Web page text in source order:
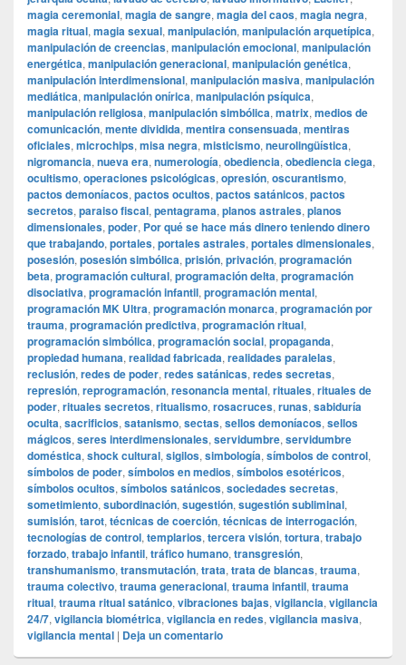
magia ceremonial, magia de sangre, magia del caos, magia negra,
magia ritual, magia sexual, manipulación, manipulación arquetípica,
manipulación de creencias, manipulación emocional, manipulación
energética, manipulación generacional, manipulación genética,
manipulación interdimensional, manipulación masiva, manipulación
mediática, manipulación onírica, manipulación psíquica,
manipulación religiosa, manipulación simbólica, matrix, medios de
comunicación, mente dividida, mentira consensuada, mentiras
oficiales, microchips, misa negra, misticismo, neurolingüística,
nigromancia, nueva era, numerología, obediencia, obediencia ciega,
ocultismo, operaciones psicológicas, opresión, oscurantismo,
pactos demoníacos, pactos ocultos, pactos satánicos, pactos
secretos, paraiso fiscal, pentagrama, planos astrales, planos
dimensionales, poder, Por qué se hace más dinero teniendo dinero
que trabajando, portales, portales astrales, portales dimensionales,
posesión, posesión simbólica, prisión, privación, programación
beta, programación cultural, programación delta, programación
disociativa, programación infantil, programación mental,
programación MK Ultra, programación monarca, programación por
trauma, programación predictiva, programación ritual,
programación simbólica, programación social, propaganda,
propiedad humana, realidad fabricada, realidades paralelas,
reclusión, redes de poder, redes satánicas, redes secretas,
represión, reprogramación, resonancia mental, rituales, rituales de
poder, rituales secretos, ritualismo, rosacruces, runas, sabiduría
oculta, sacrificios, satanismo, sectas, sellos demoníacos, sellos
mágicos, seres interdimensionales, servidumbre, servidumbre
doméstica, shock cultural, sigilos, simbología, símbolos de control,
símbolos de poder, símbolos en medios, símbolos esotéricos,
símbolos ocultos, símbolos satánicos, sociedades secretas,
sometimiento, subordinación, sugestión, sugestión subliminal,
sumisión, tarot, técnicas de coerción, técnicas de interrogación,
tecnologías de control, templarios, tercera visión, tortura, trabajo
forzado, trabajo infantil, tráfico humano, transgresión,
transhumanismo, transmutación, trata, trata de blancas, trauma,
trauma colectivo, trauma generacional, trauma infantil, trauma
ritual, trauma ritual satánico, vibraciones bajas, vigilancia, vigilancia
24/7, vigilancia biométrica, vigilancia en redes, vigilancia masiva,
vigilancia mental | Deja un comentario